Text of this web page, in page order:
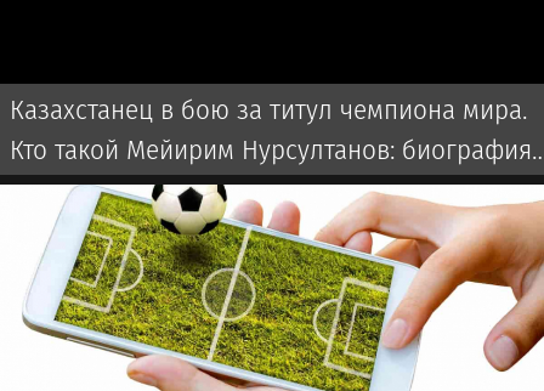
Казахстанец в бою за титул чемпиона мира.
Кто такой Мейирим Нурсултанов: биография,
бои